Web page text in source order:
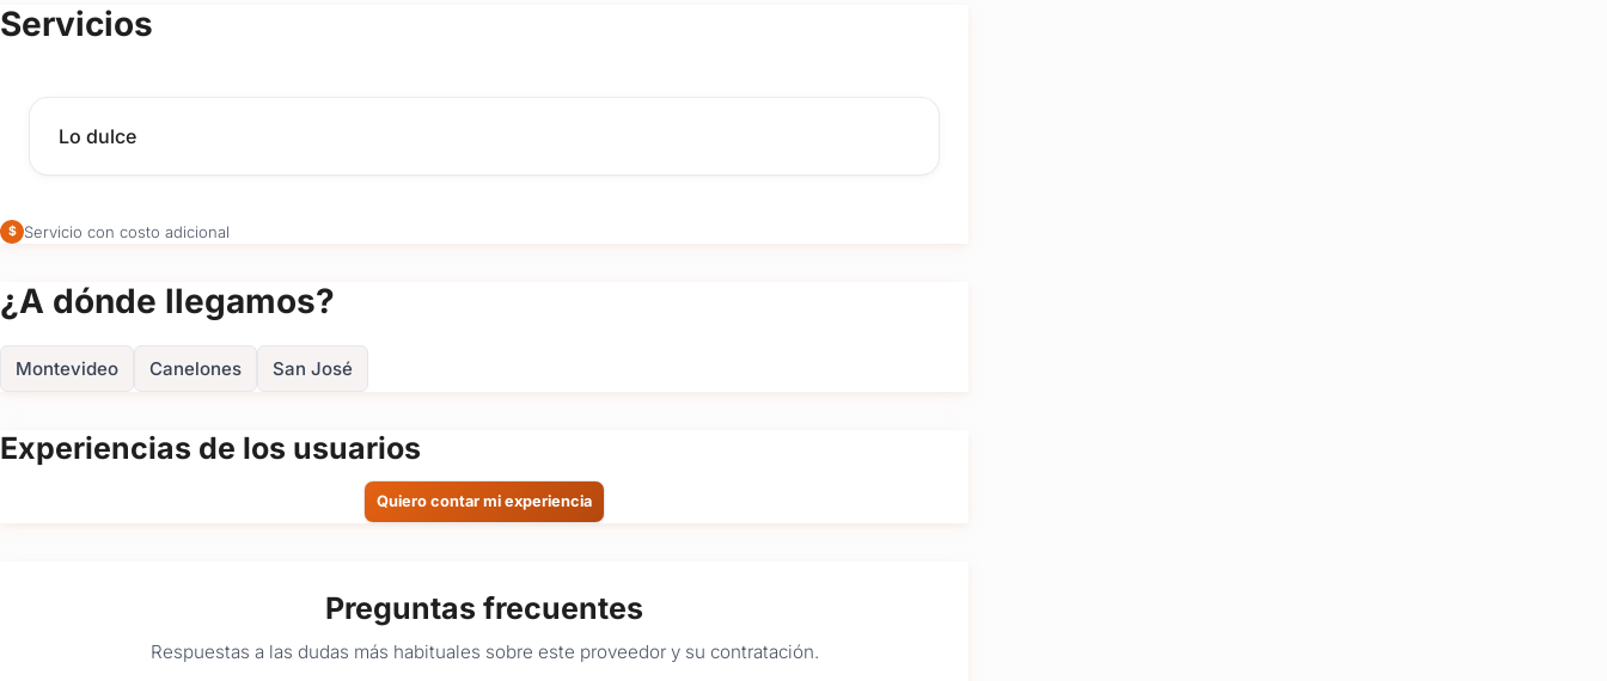
Servicios
Lo dulce
$ Servicio con costo adicional
¿A dónde llegamos?
Montevideo Canelones San José
Experiencias de los usuarios
Quiero contar mi experiencia
Preguntas frecuentes
Respuestas a las dudas más habituales sobre este proveedor y su contratación.